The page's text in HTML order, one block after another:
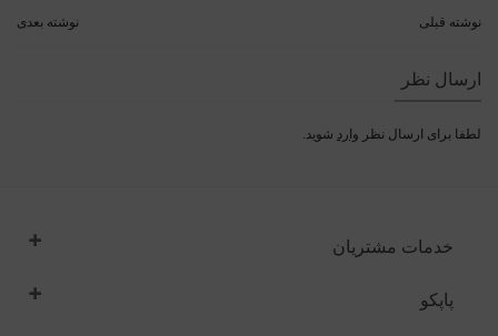
نوشته قبلی نوشته بعدی
ارسال نظر
لطفا برای ارسال نظر وارد شوید.
خدمات مشتریان
پاپکو